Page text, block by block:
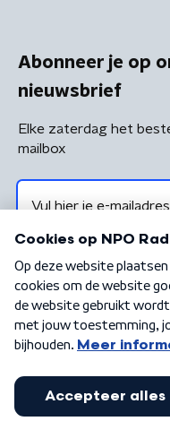
Abonneer je op
nieuwsbrief
Elke zaterdag het
mailbox
Algemene voorwaarden